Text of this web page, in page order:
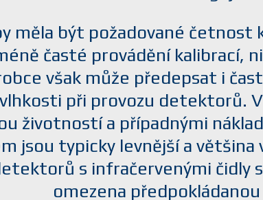
měla být požadované četnost
časté provádění kalibrací,
však může předepsat i
při provozu detektorů.
životností a případnými
jsou typicky levnější a
s infračervenými čidly
omezena